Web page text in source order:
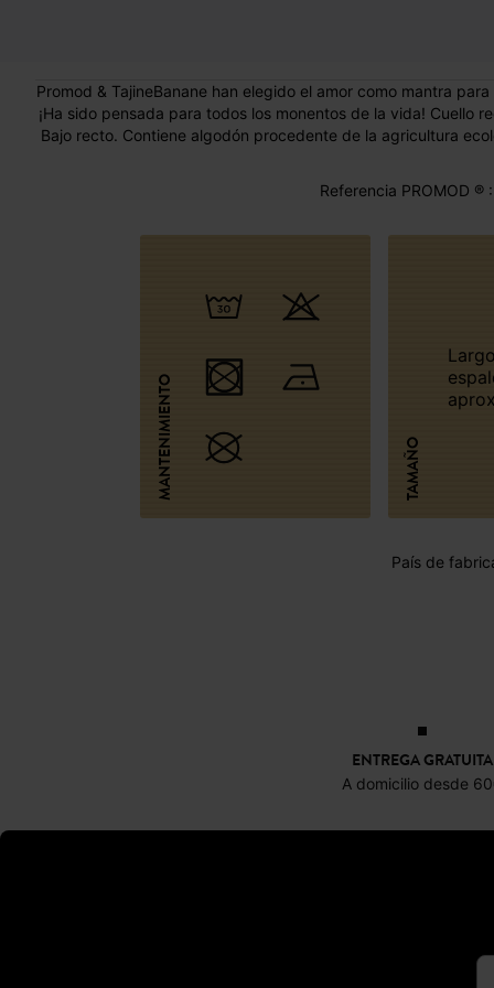
Promod & TajineBanane han elegido el amor como mantra
¡Ha sido pensada para todos los monentos de la vida! Cuello
Bajo recto. Contiene algodón procedente de la agricultura
Referencia PROMOD
MANTENIMIENTO TAMAÑO
Largo medio
País de
ENTREGA GRATUITA
A domicilio desde